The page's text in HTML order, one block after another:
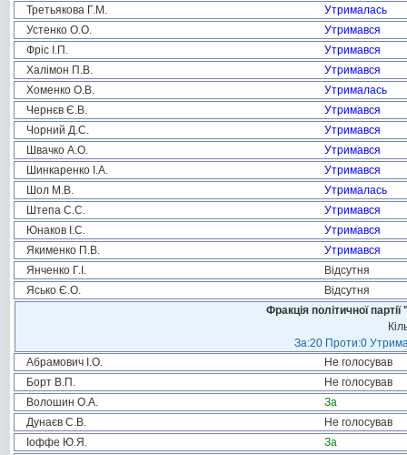
Третьякова Г.М.
Утрималась
Устенко О.О.
Утримався
Фріс І.П.
Утримався
Халімон П.В.
Утримався
Хоменко О.В.
Утрималась
Чернєв Є.В.
Утримався
Чорний Д.С.
Утримався
Швачко А.О.
Утримався
Шинкаренко І.А.
Утримався
Шол М.В.
Утрималась
Штепа С.С.
Утримався
Юнаков І.С.
Утримався
Якименко П.В.
Утримався
Янченко Г.І.
Відсутня
Ясько Є.О.
Відсутня
Фракція політичної
За:20 Проти:0
Абрамович І.О.
Не голосував
Борт В.П.
Не голосував
Волошин О.А.
За
Дунаєв С.В.
Не голосував
Іоффе Ю.Я.
За